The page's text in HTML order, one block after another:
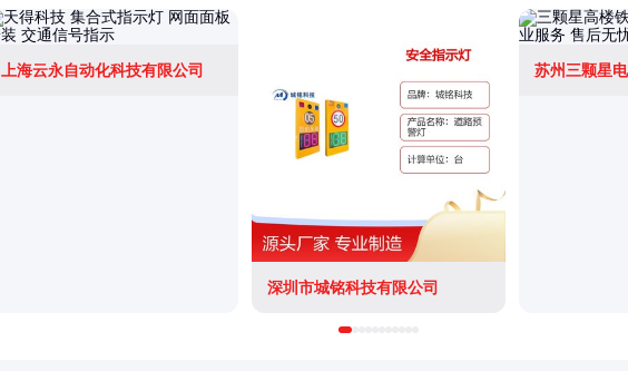
上海云永自动化科技有限公司
深圳市城铭科技有限公司
苏州三颗星